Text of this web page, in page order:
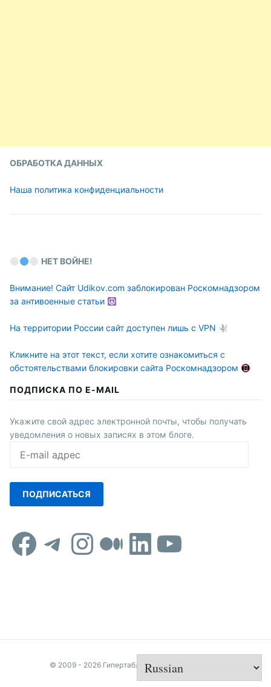
ОБРАБОТКА ДАННЫХ
Наша политика конфиденциальности
НЕТ ВОЙНЕ!
Внимание! Сайт Udikov.com заблокирован Роскомнадзором
за антивоенные статьи
На территории России сайт доступен лишь с VPN
Кликните на этот текст, если хотите ознакомиться с
обстоятельствами блокировки сайта Роскомнадзором
ПОДПИСКА ПО E-MAIL
Укажите свой адрес электронной почты, чтобы получать
уведомления о новых записях в этом блоге.
mail
ПОДПИСАТЬСЯ
Facebook
Telegram
Instagram
Средний
LinkedIn
© 2009 - 2026 Гипертаблоид редактора Удикова